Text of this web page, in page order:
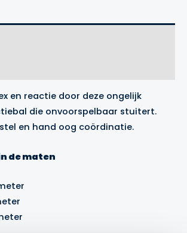
en reactie door deze ongelijk
die onvoorspelbaar stuitert.
en hand oog coördinatie.
de maten